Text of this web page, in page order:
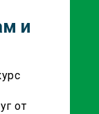
от
и